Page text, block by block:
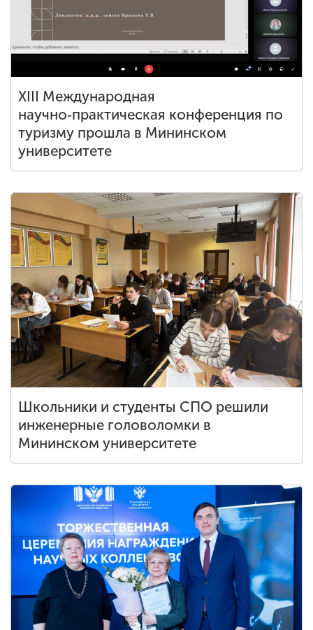
XIII Международная
научно‑практическая конференция по
туризму прошла в Мининском
университете
Школьники и студенты СПО решили
инженерные головоломки в
Мининском университете